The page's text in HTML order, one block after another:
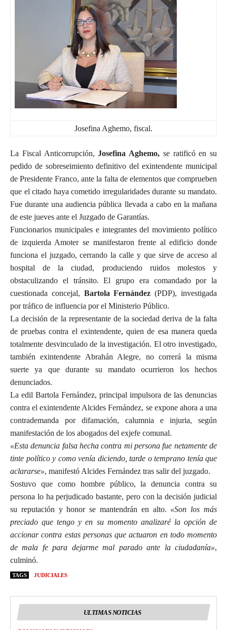
Josefina Aghemo, fiscal.
La Fiscal Anticorrupción,Josefina Aghemo, se ratificó en su
pedido de sobreseimiento definitivo del exintendente municipal
de Presidente Franco, ante la falta de elementos que comprueben
que el citado haya cometido irregularidades durante su mandato.
Fue durante una audiencia pública llevada a cabo en la mañana
de este jueves ante el Juzgado de Garantías.
Funcionarios municipales e integrantes del movimiento político
de izquierda Amoter se manifestaron frente al edificio donde
funciona el juzgado, cerrando la calle y que sirve de acceso al
hospital de la ciudad, produciendo ruidos molestos y
obstaculizando el tránsito. El grupo era comandado por la
cuestionada concejal, Bartola Fernández (PDP), investigada
por tráfico de influencia por el Ministerio Público.
La decisión de la representante de la sociedad deriva de la falta
de pruebas contra el exintendente, quien de esa manera queda
totalmente desvinculado de la investigación. El otro investigado,
también exintendente Abrahán Alegre, no correrá la misma
suerte ya que durante su mandato ocurrieron los hechos
denunciados.
La edil Bartola Fernández, principal impulsora de las denuncias
contra el exintendente Alcides Fernández, se expone ahora a una
contrademanda por difamación, calumnia e injuria, según
manifestación de los abogados del exjefe comunal.
«Esta denuncia falsa hecha contra mi persona fue netamente de
tinte político y como venía diciendo, tarde o temprano tenía que
aclararse», manifestó Alcides Fernández tras salir del juzgado.
Sostuvo que como hombre público, la denuncia contra su
persona lo ha perjudicado bastante, pero con la decisión judicial
su reputación y honor se mantendrán en alto. «Son los más
preciado que tengo y en su momento analizaré la opción de
accionar contra estas personas que actuaron en todo momento
de mala fe para dejarme mal parado ante la ciudadanía»,
culminó.
TAGS JUDICIALES
ULTIMAS NOTICIAS